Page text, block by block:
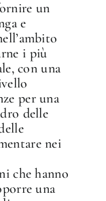
un
e
i più
con una
per una
delle
nei
che hanno
una